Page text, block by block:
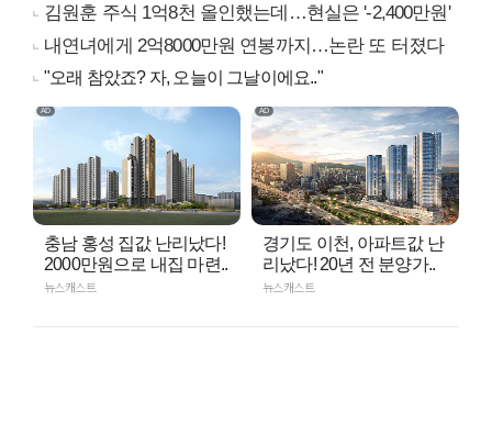
김원훈 주식 1억8천 올인했는데…현실은 '-2,400만원'
내연녀에게 2억8000만원 연봉까지…논란 또 터졌다
"오래 참았죠? 자, 오늘이 그날이에요.."
충남 홍성 집값 난리났다!
2000만원으로 내집 마련..
뉴스캐스트
경기도 이천, 아파트값 난
리났다! 20년 전 분양가..
뉴스캐스트